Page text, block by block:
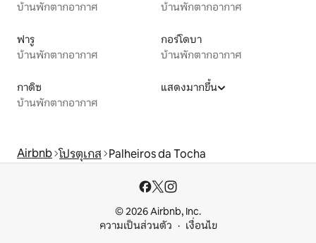
บ้านพักตากอากาศ
บ้านพักตากอากาศ
ฟารู
บ้านพักตากอากาศ
กอร์โดบา
บ้านพักตากอากาศ
กาดิซ
บ้านพักตากอากาศ
แสดงมากขึ้น
Airbnb โปรตุเกส Palheiros da Tocha
© 2026 Airbnb, Inc.
ความเป็นส่วนตัว
เงื่อนไข